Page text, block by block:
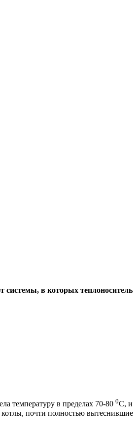
системы, в которых теплоноситель
температуру в пределах 70-80 0С, и
котлы, почти полностью вытеснившие